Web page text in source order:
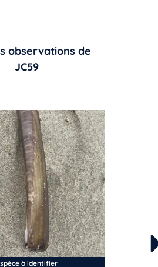
observations de
JC59
à identifier